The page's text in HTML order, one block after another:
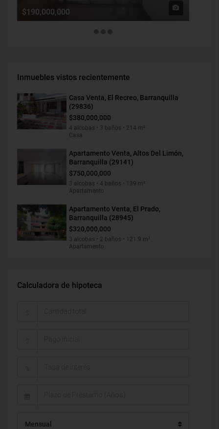
$190,000,000
Inmuebles vistos recientemente
Casa Venta, El Recreo, Barranquilla
(29836)
$380,000,000
4 alcobas • 3 baños • 214 m²
Casa
Apartamento Venta, Altos Del Limón,
Barranquilla (29141)
$750,000,000
3 alcobas • 4 baños • 139 m²
Apartamento
Apartamento Venta, El Prado,
Barranquilla (28945)
$320,000,000
3 alcobas • 2 baños • 121.9 m²
Apartamento
Calculadora de hipoteca
Mensual